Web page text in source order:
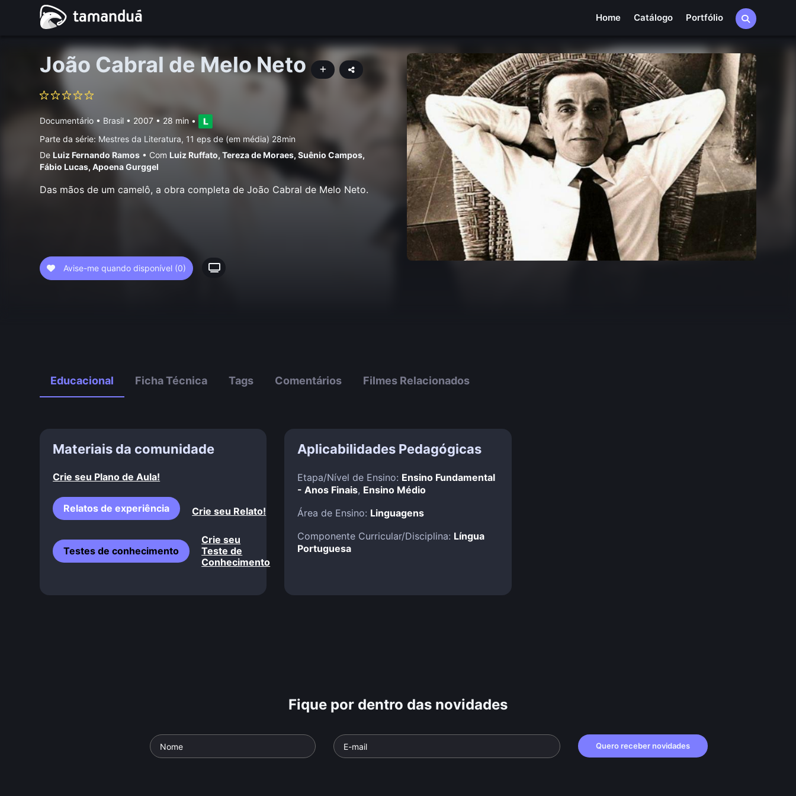
Home Catálogo Portfólio
João Cabral de Melo Neto
Documentário • Brasil • 2007 • 28 min •
Parte da série: Mestres da Literatura, 11 eps de (em média) 28min
De Luiz Fernando Ramos • Com Luiz Ruffato,Tereza de Moraes,Suênio Campos,
Fábio Lucas,Apoena Gurggel
Das mãos de um camelô, a obra completa de João Cabral de Melo Neto.
Avise-me quando disponível (0)
Educacional Ficha Técnica Tags Comentários Filmes Relacionados
Materiais da comunidade
Crie seu Plano de Aula!
Relatos de experiência Crie seu Relato!
Testes de conhecimento
Crie seu
Teste de
Conhecimento
Aplicabilidades Pedagógicas
Etapa/Nível de Ensino: Ensino Fundamental
- Anos Finais, Ensino Médio
Área de Ensino: Linguagens
Componente Curricular/Disciplina: Língua
Portuguesa
Fique por dentro das novidades
Quero receber novidades